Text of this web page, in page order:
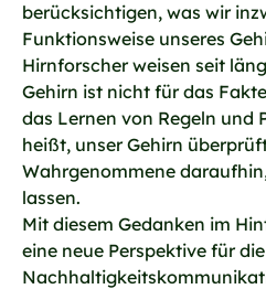
berücksichtigen, was wir
Funktionsweise unseres
Hirnforscher weisen seit
Gehirn ist nicht für das
das Lernen von Regeln und
heißt, unser Gehirn
Wahrgenommene
lassen.
Mit diesem Gedanken im
eine neue Perspektive für die